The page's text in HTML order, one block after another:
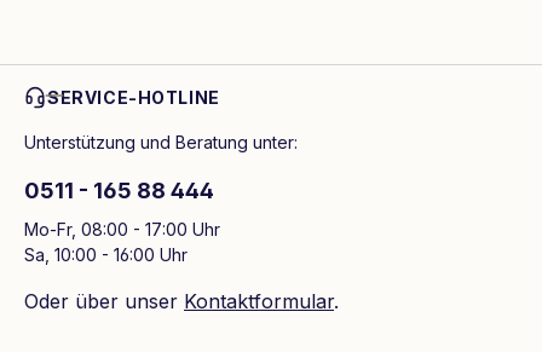
SERVICE-HOTLINE
Unterstützung und Beratung unter:
0511 - 165 88 444
Mo-Fr, 08:00 - 17:00 Uhr
Sa, 10:00 - 16:00 Uhr
Oder über unser Kontaktformular.